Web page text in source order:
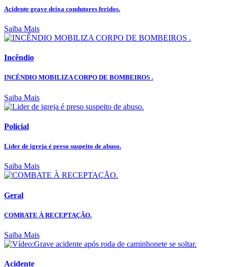
Acidente grave deixa condutores feridos.
Saiba Mais
Incêndio
INCÊNDIO MOBILIZA CORPO DE BOMBEIROS .
Saiba Mais
Policial
Lider de igreja é preso suspeito de abuso.
Saiba Mais
Geral
COMBATE À RECEPTAÇÃO.
Saiba Mais
Acidente